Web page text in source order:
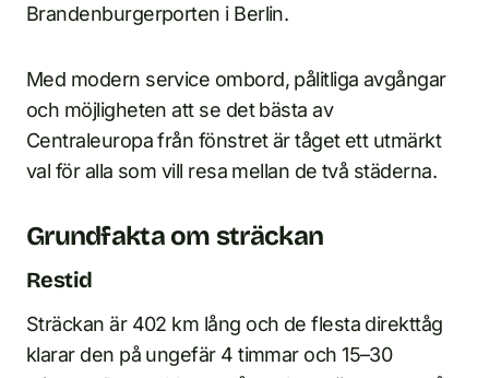
Brandenburgerporten i Berlin.
Med modern service ombord, pålitliga avgångar
och möjligheten att se det bästa av
Centraleuropa från fönstret är tåget ett utmärkt
val för alla som vill resa mellan de två städerna.
Grundfakta om sträckan
Restid
Sträckan är 402 km lång och de flesta direkttåg
klarar den på ungefär 4 timmar och 15–30